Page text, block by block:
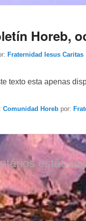
Horeb,
Fraternidad Iesus Caritas
texto esta apenas
Comunidad Horeb por:
estão